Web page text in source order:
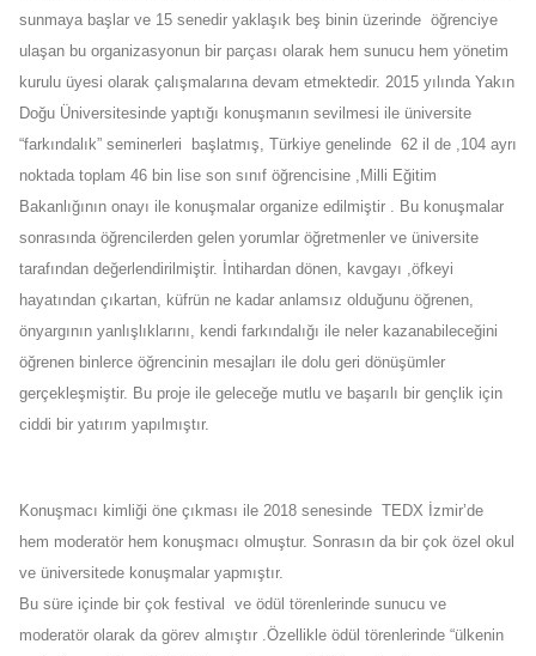
sunmaya başlar ve 15 senedir yaklaşık beş binin üzerinde öğrenciye
ulaşan bu organizasyonun bir parçası olarak hem sunucu hem yönetim
kurulu üyesi olarak çalışmalarına devam etmektedir. 2015 yılında Yakın
Doğu Üniversitesinde yaptığı konuşmanın sevilmesi ile üniversite
“farkındalık” seminerleri başlatmış, Türkiye genelinde 62 il de ,104 ayrı
noktada toplam 46 bin lise son sınıf öğrencisine ,Milli Eğitim
Bakanlığının onayı ile konuşmalar organize edilmiştir . Bu konuşmalar
sonrasında öğrencilerden gelen yorumlar öğretmenler ve üniversite
tarafından değerlendirilmiştir. İntihardan dönen, kavgayı ,öfkeyi
hayatından çıkartan, küfrün ne kadar anlamsız olduğunu öğrenen,
önyargının yanlışlıklarını, kendi farkındalığı ile neler kazanabileceğini
öğrenen binlerce öğrencinin mesajları ile dolu geri dönüşümler
gerçekleşmiştir. Bu proje ile geleceğe mutlu ve başarılı bir gençlik için
ciddi bir yatırım yapılmıştır.
Konuşmacı kimliği öne çıkması ile 2018 senesinde TEDX İzmir’de
hem moderatör hem konuşmacı olmuştur. Sonrasın da bir çok özel okul
ve üniversitede konuşmalar yapmıştır.
Bu süre içinde bir çok festival ve ödül törenlerinde sunucu ve
moderatör olarak da görev almıştır .Özellikle ödül törenlerinde “ülkenin